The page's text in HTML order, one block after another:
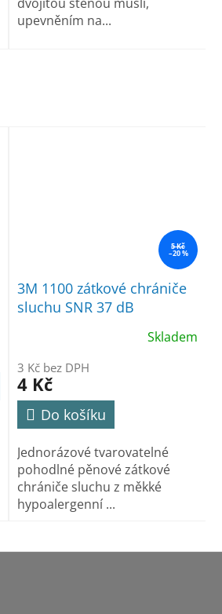
5 Kč
–20 %
3M 1100 zátkové chrániče
sluchu SNR 37 dB
Skladem
3 Kč bez DPH
4 Kč
Do košíku
Jednorázové tvarovatelné
pohodlné pěnové zátkové
chrániče sluchu z měkké
hypoalergenní ...
upevněním na...